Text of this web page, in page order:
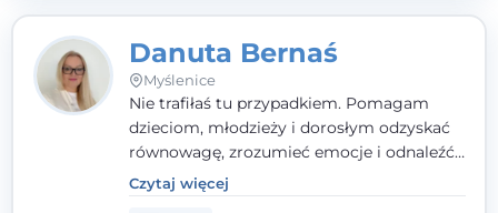
Danuta Bernaś
Myślenice
Nie trafiłaś tu przypadkiem. Pomagam
dzieciom, młodzieży i dorosłym odzyskać
równowagę, zrozumieć emocje i odnaleźć
wewnętrzną siłę. Moja droga do
psychologii zaczęła się od życia - pełnego
Czytaj więcej